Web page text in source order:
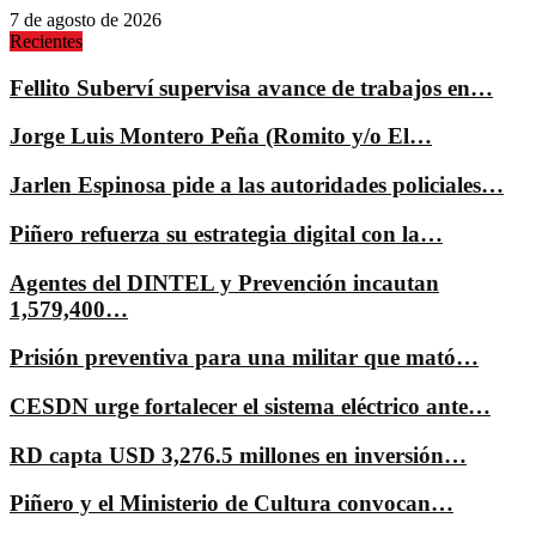
7 de agosto de 2026
Recientes
Fellito Suberví supervisa avance de trabajos en…
Jorge Luis Montero Peña (Romito y/o El…
Jarlen Espinosa pide a las autoridades policiales…
Piñero refuerza su estrategia digital con la…
Agentes del DINTEL y Prevención incautan
1,579,400…
Prisión preventiva para una militar que mató…
CESDN urge fortalecer el sistema eléctrico ante…
RD capta USD 3,276.5 millones en inversión…
Piñero y el Ministerio de Cultura convocan…